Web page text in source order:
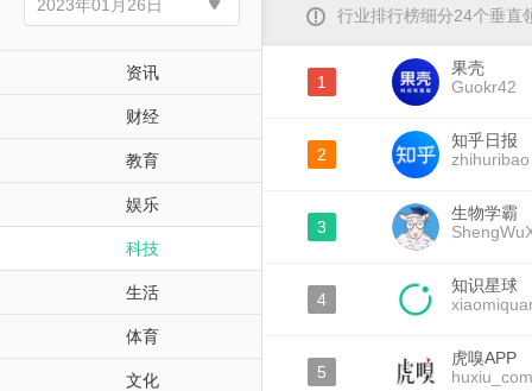
资讯
财经
教育
娱乐
科技
生活
体育
文化
行业排行榜细分24个垂直
1
果壳
Guokr42
2
知乎日报
zhihuribao
3
生物学霸
4
知识星球
5
虎嗅APP
huxiu_com